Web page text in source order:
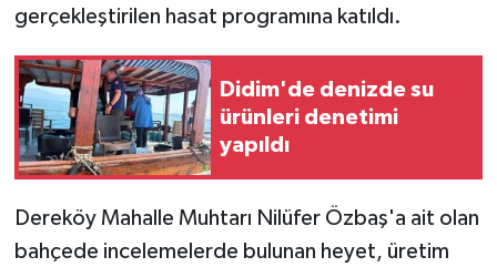
gerçekleştirilen hasat programına katıldı.
Didim'de denizde su
ürünleri denetimi
yapıldı
Dereköy Mahalle Muhtarı Nilüfer Özbaş'a ait olan
bahçede incelemelerde bulunan heyet, üretim